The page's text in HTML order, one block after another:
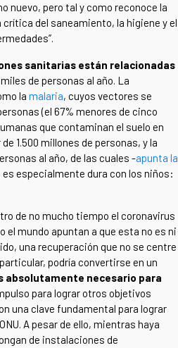
nuevo, pero tal y como reconoce la
crítica del saneamiento, la higiene y el
sanitarias están relacionadas
de personas al año. La
la malaria, cuyos vectores se
(el 67% menores de cinco
que contaminan el suelo en
1.500 millones de personas, y la
al año, de las cuales -apunta la
especialmente dura con los niños:
de no mucho tiempo el coronavirus
mundo apuntan a que esta no es ni
una recuperación que no se centre
podría convertirse en un
absolutamente necesario para
para lograr otros objetivos
una clave fundamental para lograr
A pesar de ello, mientras haya
de instalaciones de